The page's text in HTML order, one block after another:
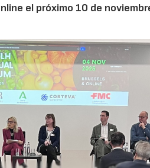
el próximo 10 de